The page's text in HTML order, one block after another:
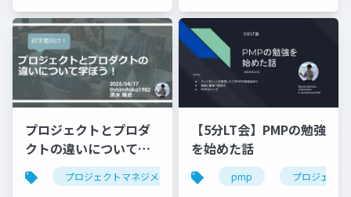
プロジェクトとプロダ
クトの違いについて学
ぼう！ プロジェクトマネジメント プロジェクトマネージャ
【5分LT会】PMPの勉強
を始めた話
pmp プロジェク